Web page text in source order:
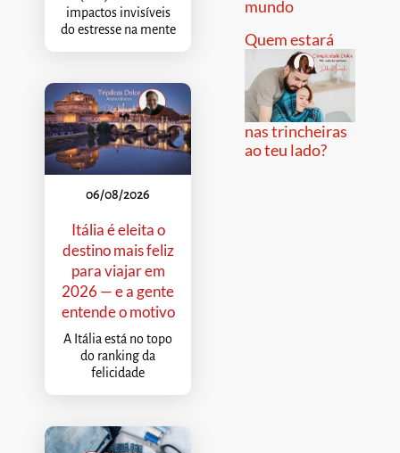
impactos invisíveis
do estresse na mente
06/08/2026
Itália é eleita o
destino mais feliz
para viajar em
2026 — e a gente
entende o motivo
A Itália está no topo
do ranking da
felicidade
mundo
Quem estará
nas trincheiras
ao teu lado?